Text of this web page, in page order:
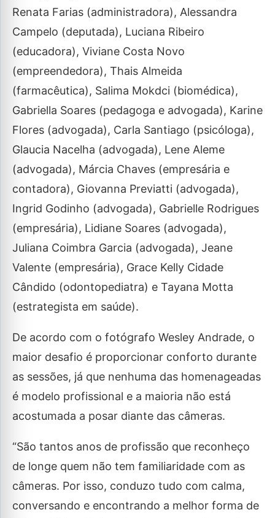
Renata Farias (administradora), Alessandra
Campelo (deputada), Luciana Ribeiro
(educadora), Viviane Costa Novo
(empreendedora), Thais Almeida
(farmacêutica), Salima Mokdci (biomédica),
Gabriella Soares (pedagoga e advogada), Karine
Flores (advogada), Carla Santiago (psicóloga),
Glaucia Nacelha (advogada), Lene Aleme
(advogada), Márcia Chaves (empresária e
contadora), Giovanna Previatti (advogada),
Ingrid Godinho (advogada), Gabrielle Rodrigues
(empresária), Lidiane Soares (advogada),
Juliana Coimbra Garcia (advogada), Jeane
Valente (empresária), Grace Kelly Cidade
Cândido (odontopediatra) e Tayana Motta
(estrategista em saúde).
De acordo com o fotógrafo Wesley Andrade, o
maior desafio é proporcionar conforto durante
as sessões, já que nenhuma das homenageadas
é modelo profissional e a maioria não está
acostumada a posar diante das câmeras.
“São tantos anos de profissão que reconheço
de longe quem não tem familiaridade com as
câmeras. Por isso, conduzo tudo com calma,
conversando e encontrando a melhor forma de